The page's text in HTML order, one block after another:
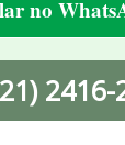
no
2416-